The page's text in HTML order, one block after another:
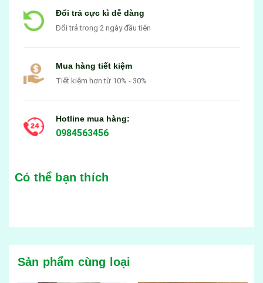
Đổi trả cực kì dễ dàng
Đổi trả trong 2 ngày đầu tiên
Mua hàng tiết kiệm
Tiết kiệm hơn từ 10% - 30%
Hotline mua hàng:
0984563456
Có thể bạn thích
Sản phẩm cùng loại